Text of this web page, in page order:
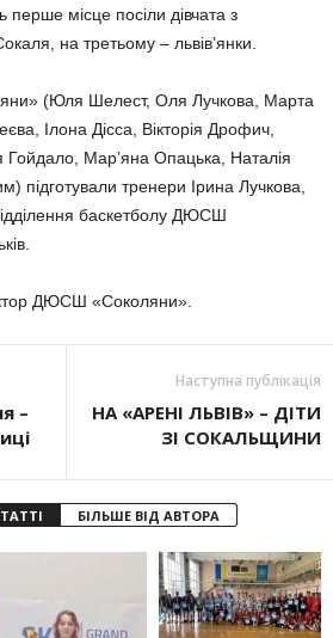
перше місце посіли дівчата з
на третьому – львів’янки.
(Юля Шелест, Оля Лучкова, Марта
Ілона Дісса, Вікторія Дрофич,
Мар’яна Опацька, Наталія
підготували тренери Ірина Лучкова,
баскетболу ДЮСШ
ДЮСШ «Соколяни».
–
Наступна публікація
НА «АРЕНІ ЛЬВІВ» – ДІТИ
ЗІ СОКАЛЬЩИНИ
БІЛЬШЕ ВІД АВТОРА